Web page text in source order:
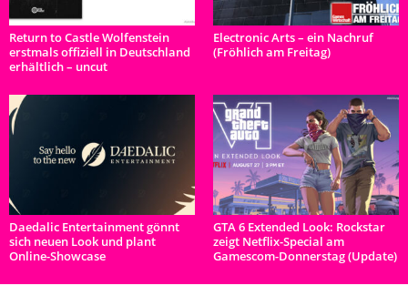
Return to Castle Wolfenstein
erstmals offiziell in Deutschland
erhältlich – uncut
Electronic Arts – ein Nachruf
(Fröhlich am Freitag)
Daedalic Entertainment gönnt
sich neuen Look und plant
Online-Showcase
GTA 6 Extended Look: Rockstar
zeigt Netflix-Special am
Gamescom-Donnerstag (Update)